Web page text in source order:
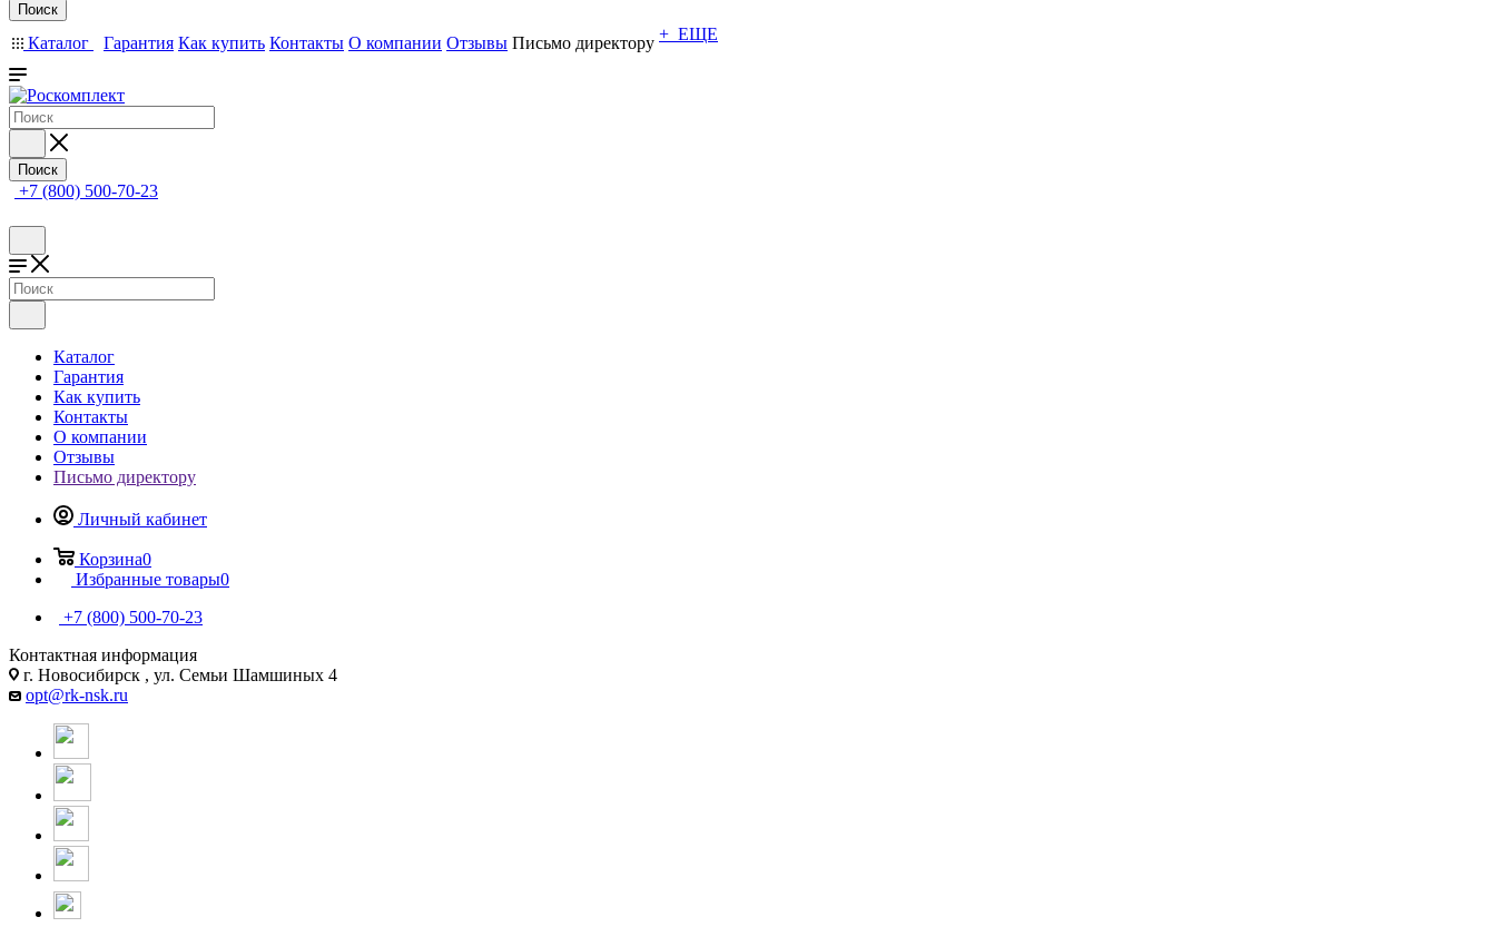
Поиск
Каталог Гарантия Как купить Контакты О компании Отзывы Письмо директору + ЕЩЕ
Поиск
+7 (800) 500-70-23
Каталог
Гарантия
Как купить
Контакты
О компании
Отзывы
Письмо директору
Личный кабинет
Корзина0
Избранные товары0
+7 (800) 500-70-23
Контактная информация
г. Новосибирск , ул. Семьи Шамшиных 4
opt@rk-nsk.ru